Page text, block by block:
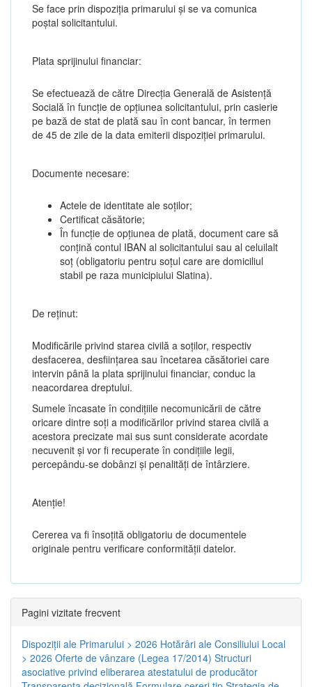
Se face prin dispoziția primarului și se va comunica
poștal solicitantului.
Plata sprijinului financiar:
Se efectuează de către Direcția Generală de Asistență
Socială în funcție de opțiunea solicitantului, prin casierie
pe bază de stat de plată sau în cont bancar, în termen
de 45 de zile de la data emiterii dispoziției primarului.
Documente necesare:
Actele de identitate ale soților;
Certificat căsătorie;
În funcție de opțiunea de plată, document care să
conțină contul IBAN al solicitantului sau al celuilalt
soț (obligatoriu pentru soțul care are domiciliul
stabil pe raza municipiului Slatina).
De reținut:
Modificările privind starea civilă a soților, respectiv
desfacerea, desființarea sau încetarea căsătoriei care
intervin până la plata sprijinului financiar, conduc la
neacordarea dreptului.
Sumele încasate în condițiile necomunicării de către
oricare dintre soți a modificărilor privind starea civilă a
acestora precizate mai sus sunt considerate acordate
necuvenit și vor fi recuperate în condițiile legii,
percepându-se dobânzi și penalități de întârziere.
Atenţie!
Cererea va fi însoțită obligatoriu de documentele
originale pentru verificare conformității datelor.
Pagini vizitate frecvent
Dispoziţii ale Primarului > 2026 Hotărâri ale Consiliului Local
> 2026 Oferte de vânzare (Legea 17/2014) Structuri
asociative privind eliberarea atestatului de producător